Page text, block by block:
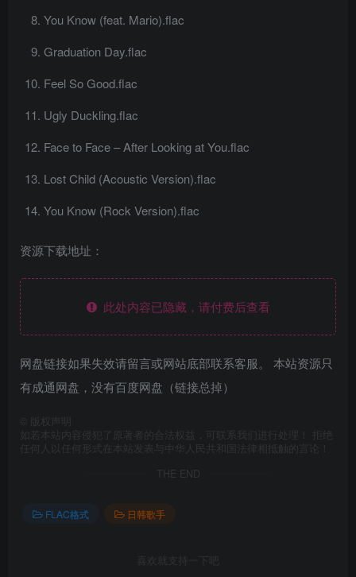
You Know (feat. Mario).flac
Graduation Day.flac
Feel So Good.flac
Ugly Duckling.flac
Face to Face – After Looking at You.flac
Lost Child (Acoustic Version).flac
You Know (Rock Version).flac
资源下载地址：
此处内容已隐藏，请付费后查看
网盘链接如果失效请留言或网站底部联系客服。 本站资源只
有成通网盘，没有百度网盘（链接总掉）
版权声明
如若本站内容侵犯了原著者的合法权益，可联系我们进行处理！ 拒绝
任何人以任何形式在本站发表与中华人民共和国法律相抵触的言论！
THE END
FLAC格式 日韩歌手
喜欢就支持一下吧